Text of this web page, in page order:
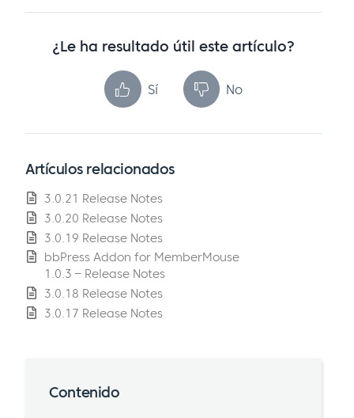
¿Le ha resultado útil este artículo?
Sí No
Artículos relacionados
3.0.21 Release Notes
3.0.20 Release Notes
3.0.19 Release Notes
bbPress Addon for MemberMouse
1.0.3 – Release Notes
3.0.18 Release Notes
3.0.17 Release Notes
Contenido